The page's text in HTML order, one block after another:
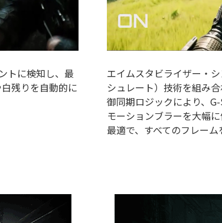
トに検知し、最
残りを自動的に
エイムスタビライザー・
シュレート）技術を組み
御同期ロジックにより、
モーションブラーを大幅
最適で、すべてのフレー